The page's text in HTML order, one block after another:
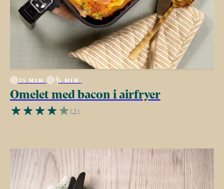
25 MIN. 5 MIN.
Omelet med bacon i airfryer
(3)